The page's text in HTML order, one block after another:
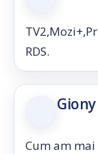
RDS.
Giony
Cum am mai